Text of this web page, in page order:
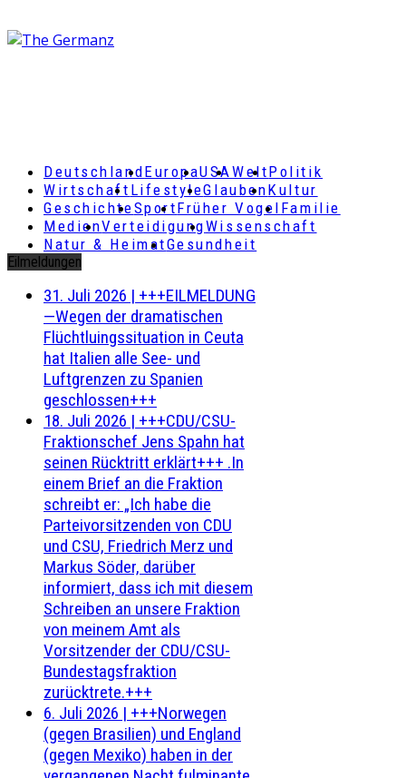
DeutschlandEuropaUSAWeltPolitik
Wirtschaft LifestyleGlaubenKultur
GeschichteSportFrüher Vogel Familie
MedienVerteidigungWissenschaft
Natur & HeimatGesundheit
Eilmeldungen
31. Juli 2026 | +++EILMELDUNG
—Wegen der dramatischen
Flüchtluingssituation in Ceuta
hat Italien alle See- und
Luftgrenzen zu Spanien
geschlossen+++
18. Juli 2026 | +++CDU/CSU-
Fraktionschef Jens Spahn hat
seinen Rücktritt erklärt+++ .In
einem Brief an die Fraktion
schreibt er: „Ich habe die
Parteivorsitzenden von CDU
und CSU, Friedrich Merz und
Markus Söder, darüber
informiert, dass ich mit diesem
Schreiben an unsere Fraktion
von meinem Amt als
Vorsitzender der CDU/CSU-
Bundestagsfraktion
zurücktrete.+++
6. Juli 2026 | +++Norwegen
(gegen Brasilien) und England
(gegen Mexiko) haben in der